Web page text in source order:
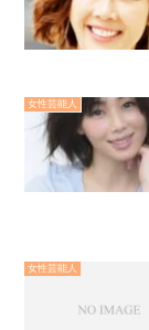
女性芸能人
女性芸能人